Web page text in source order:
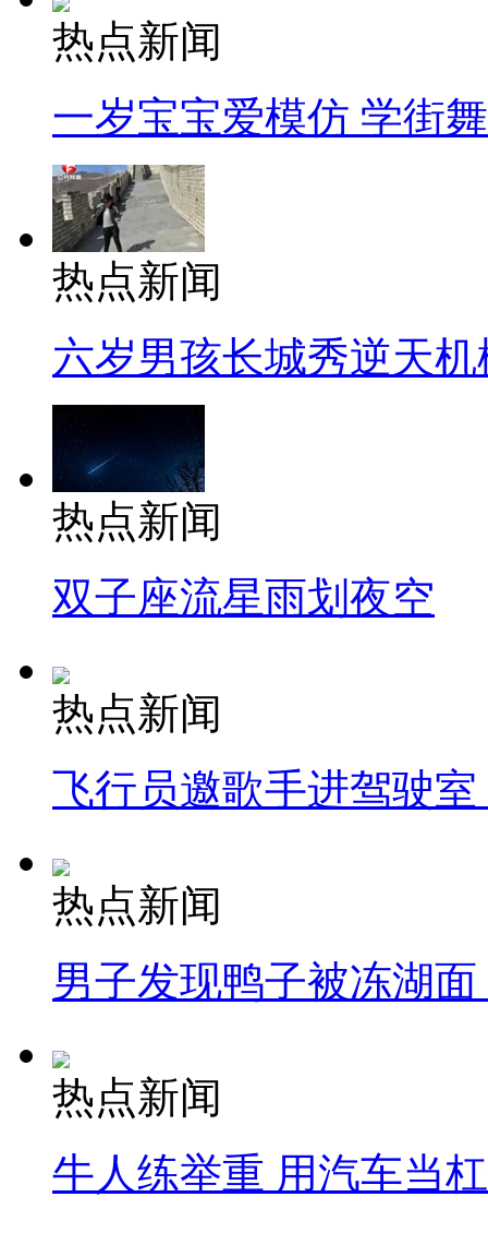
热点新闻
一岁宝宝爱模仿 学街
热点新闻
六岁男孩长城秀逆天机
热点新闻
双子座流星雨划夜空
热点新闻
飞行员邀歌手进驾驶
热点新闻
男子发现鸭子被冻湖
热点新闻
牛人练举重 用汽车当